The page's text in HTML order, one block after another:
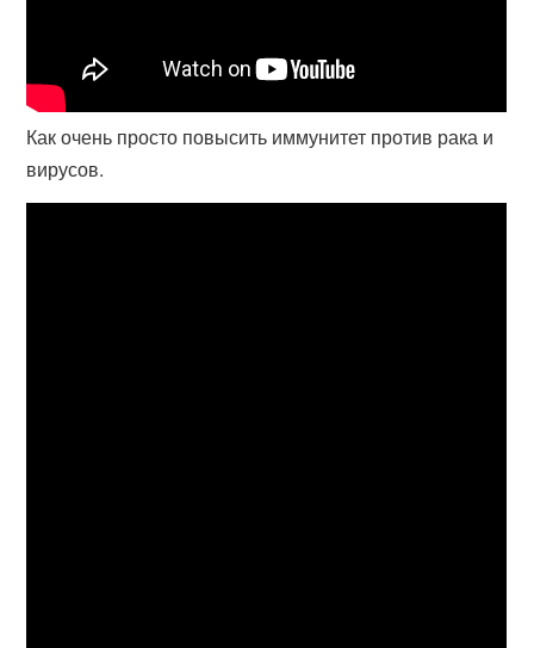
Как очень просто повысить иммунитет против рака и
вирусов.